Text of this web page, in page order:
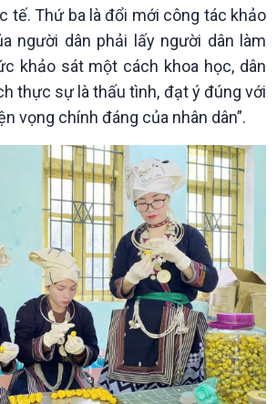
tế. Thứ ba là đổi mới công tác khảo
người dân phải lấy người dân làm
khảo sát một cách khoa học, dân
thực sự là thấu tình, đạt ý đúng với
vọng chính đáng của nhân dân”.